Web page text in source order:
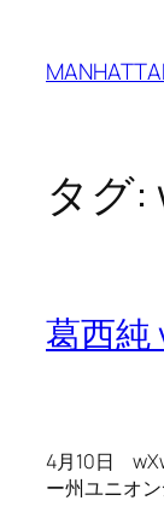
タグ:
葛西純
4月10日
ー州ユニオ